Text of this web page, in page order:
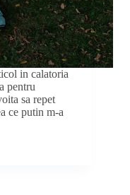
in calatoria
pentru
sa repet
ce putin m-a